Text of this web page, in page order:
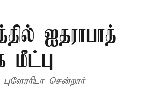
ஐதராபாத்
சென்றார்